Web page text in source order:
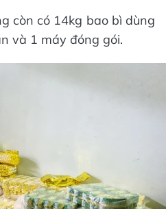
còn có 14kg bao bì dùng
và 1 máy đóng gói.